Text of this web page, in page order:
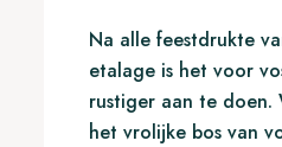
Na alle feestdrukte
etalage is het voor
rustiger aan te doen.
het vrolijke bos van